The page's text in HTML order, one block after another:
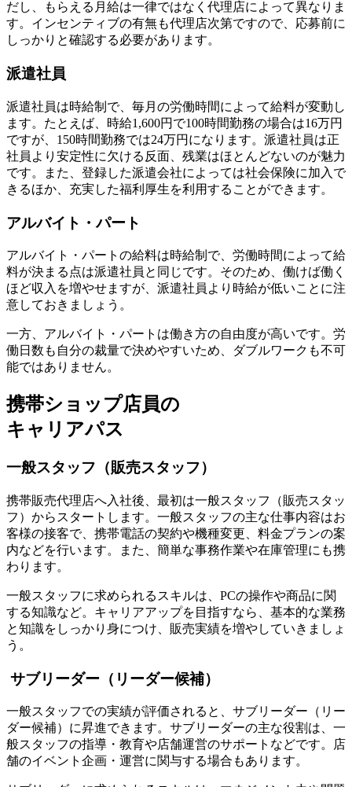
だし、もらえる月給は一律ではなく代理店によって異なりま
す。インセンティブの有無も代理店次第ですので、応募前に
しっかりと確認する必要があります。
派遣社員
派遣社員は時給制で、毎月の労働時間によって給料が変動し
ます。たとえば、時給1,600円で100時間勤務の場合は16万円
ですが、150時間勤務では24万円になります。派遣社員は正
社員より安定性に欠ける反面、 残業はほとんどないのが魅力
です。また、 登録した派遣会社によっては社会保険に加入で
きるほか、充実した福利厚生を利用することができます。
アルバイト・パート
アルバイト・パートの給料は時給制で、 労働時間によって給
料が決まる点は派遣社員と同じです。そのため、働けば働く
ほど収入を増やせますが、派遣社員より時給が低いことに注
意しておきましょう。
一方、アルバイト・パートは働き方の自由度が高いです。 労
働日数も自分の裁量で決めやすいため、ダブルワークも不可
能ではありません。
携帯ショップ店員の
キャリアパス
一般スタッフ（販売スタッフ）
携帯販売代理店へ入社後、最初は一般スタッフ（販売スタッ
フ）からスタートします。 一般スタッフの主な仕事内容はお
客様の接客で、携帯電話の契約や機種変更、料金プランの案
内などを行います。また、簡単な事務作業や在庫管理にも携
わります。
一般スタッフに求められるスキルは、PCの操作や商品に関
する知識など。キャリアアップを目指すなら、 基本的な業務
と知識をしっかり身につけ、販売実績を増やしていきましょ
う 。
サブリーダー（リーダー候補）
一般スタッフでの実績が評価されると、サブリーダー（リー
ダー候補）に昇進できます。サブリーダーの主な役割は、 一
般スタッフの指導・教育や店舗運営のサポートなどです。店
舗のイベント企画・運営に関与する場合もあります。